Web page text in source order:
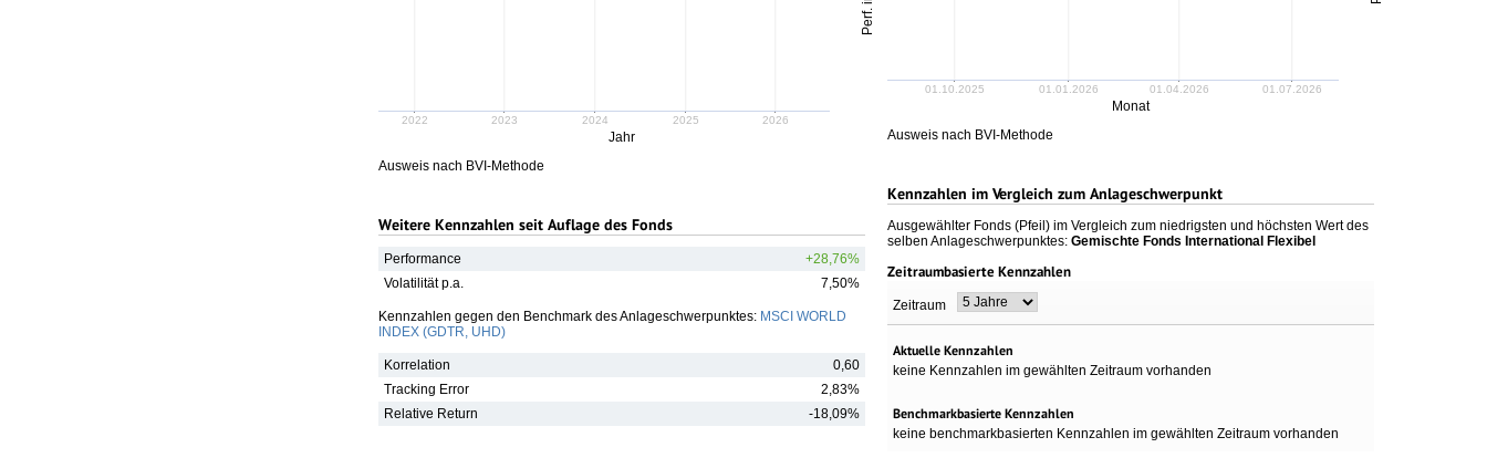
2022 2023 2024 2025 2026
Jahr
Ausweis nach BVI-Methode
Weitere Kennzahlen seit Auflage des Fonds
Performance
+28,76%
Volatilität p.a.
7,50%
Kennzahlen gegen den Benchmark des Anlageschwerpunktes: MSCI WORLD
INDEX (GDTR, UHD)
Korrelation
0,60
Tracking Error
2,83%
Relative Return
-18,09%
01.10.2025 01.01.2026 01.04.2026 01.07.2026
Monat
Ausweis nach BVI-Methode
Kennzahlen im Vergleich zum Anlageschwerpunkt
Ausgewählter Fonds (Pfeil) im Vergleich zum niedrigsten und höchsten Wert des
selben Anlageschwerpunktes: Gemischte Fonds International Flexibel
Zeitraumbasierte Kennzahlen
Zeitraum
Aktuelle Kennzahlen
keine Kennzahlen im gewählten Zeitraum vorhanden
Benchmarkbasierte Kennzahlen
keine benchmarkbasierten Kennzahlen im gewählten Zeitraum vorhanden